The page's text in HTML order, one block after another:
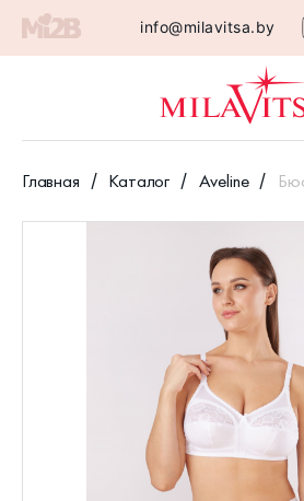
info@milavitsa.by
Главная Каталог Aveline